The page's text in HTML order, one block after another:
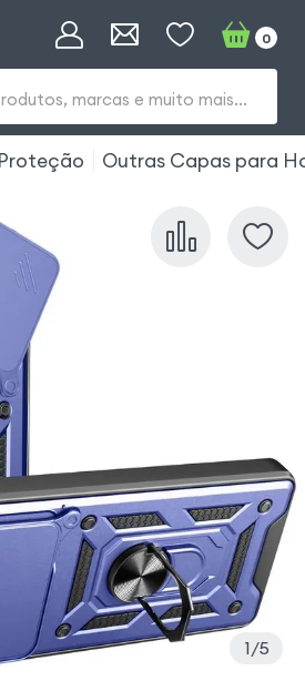
marcas e muito mais...
0
Outras Capas para
1 5